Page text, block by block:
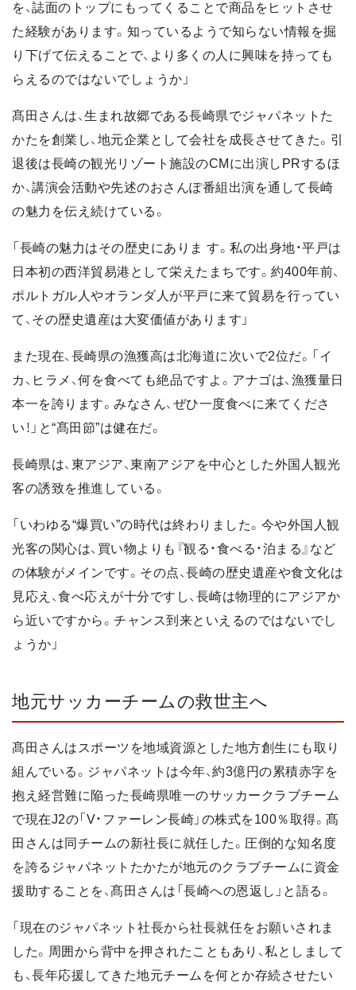
を、誌面のトップにもってくることで商品をヒットさせ
た経験があります。知っているようで知らない情報を掘
り下げて伝えることで、より多くの人に興味を持っても
らえるのではないでしょうか」
髙田さんは、生まれ故郷である長崎県でジャパネットた
かたを創業し、地元企業として会社を成長させてきた。引
退後は長崎の観光リゾート施設のCMに出演しPRするほ
か、講演会活動や先述のおさんぽ番組出演を通して長崎
の魅力を伝え続けている。
「長崎の魅力はその歴史にありま す。私の出身地・平戸は
日本初の西洋貿易港として栄えたまちです。約400年前、
ポルトガル人やオランダ人が平戸に来て貿易を行ってい
て、その歴史遺産は大変価値があります」
また現在、長崎県の漁獲高は北海道に次いで2位だ。「イ
カ、ヒラメ、何を食べても絶品ですよ。アナゴは、漁獲量日
本一を誇ります。みなさん、ぜひ一度食べに来てくださ
い！」と“髙田節”は健在だ。
長崎県は、東アジア、東南アジアを中心とした外国人観光
客の誘致を推進している。
「いわゆる“爆買い”の時代は終わりました。今や外国人観
光客の関心は、買い物よりも『観る・食べる・泊まる』など
の体験がメインです。その点、長崎の歴史遺産や食文化は
見応え、食べ応えが十分ですし、長崎は物理的にアジアか
ら近いですから。チャンス到来といえるのではないでし
ょうか」
地元サッカーチームの救世主へ
髙田さんはスポーツを地域資源とした地方創生にも取り
組んでいる。ジャパネットは今年、約3億円の累積赤字を
抱え経営難に陥った長崎県唯一のサッカークラブチーム
で現在J2の「V・ファーレン長崎」の株式を100％取得。髙
田さんは同チームの新社長に就任した。圧倒的な知名度
を誇るジャパネットたかたが地元のクラブチームに資金
援助することを、髙田さんは「長崎への恩返し」と語る。
「現在のジャパネット社長から社長就任をお願いされま
した。周囲から背中を押されたこともあり、私としまして
も、長年応援してきた地元チームを何とか存続させたい